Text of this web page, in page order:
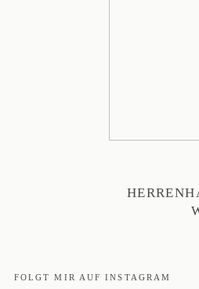
FOLGT MIR AUF INSTAGRAM